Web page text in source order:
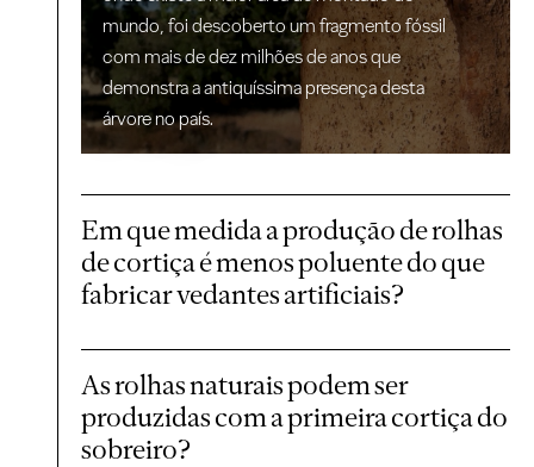
mundo, foi descoberto um fragmento fóssil
com mais de dez milhões de anos que
demonstra a antiquíssima presença desta
árvore no país.
Em que medida a produção de rolhas
de cortiça é menos poluente do que
fabricar vedantes artificiais?
As rolhas naturais podem ser
produzidas com a primeira cortiça do
sobreiro?